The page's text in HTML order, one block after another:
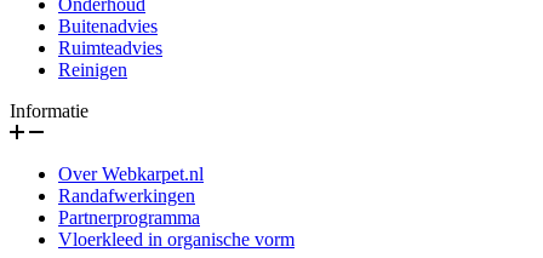
Onderhoud
Buitenadvies
Ruimteadvies
Reinigen
Informatie
Over Webkarpet.nl
Randafwerkingen
Partnerprogramma
Vloerkleed in organische vorm